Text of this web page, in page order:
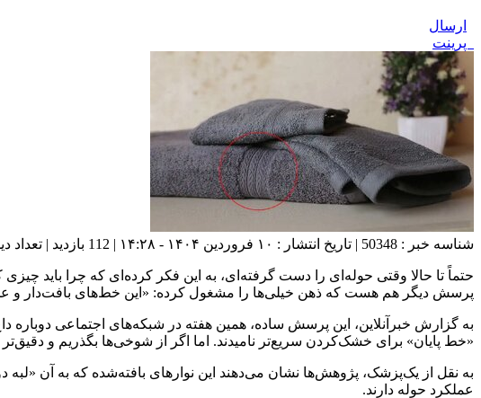
ارسال
پرینت
شناسه خبر : 50348 | تاریخ انتشار : ۱۰ فروردین ۱۴۰۴ - ۱۴:۲۸ | 112 بازدید | تعداد دیدگاه :
حتماً تا حالا وقتی حوله‌ای را دست گرفته‌ای، به این فکر کرده‌ای که چرا باید
پرسش دیگر هم هست که ذهن خیلی‌ها را مشغول کرده: «این خط‌های بافت‌دار و
به گزارش خبرآنلاین، این پرسش ساده، همین هفته در شبکه‌های اجتماعی
«خط پایان» برای خشک‌کردن سریع‌تر نامیدند. اما اگر از شوخی‌ها بگذریم و
عملکرد حوله دارند.